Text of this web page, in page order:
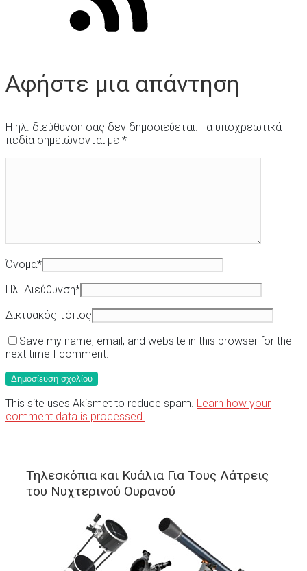
Αφήστε μια απάντηση
Η ηλ. διεύθυνση σας δεν δημοσιεύεται. Τα υποχρεωτικά
πεδία σημειώνονται με *
Όνομα*
Ηλ. Διεύθυνση*
Δικτυακός τόπος
Save my name, email, and website in this browser for the
next time I comment.
This site uses Akismet to reduce spam. Learn how your
comment data is processed.
Τηλεσκόπια και Κυάλια Για Τους Λάτρεις
του Νυχτερινού Ουρανού